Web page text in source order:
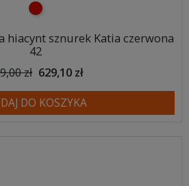
czerwony
hiacynt sznurek Katia czerwona
42
zł 629,10 zł
DO KOSZYKA